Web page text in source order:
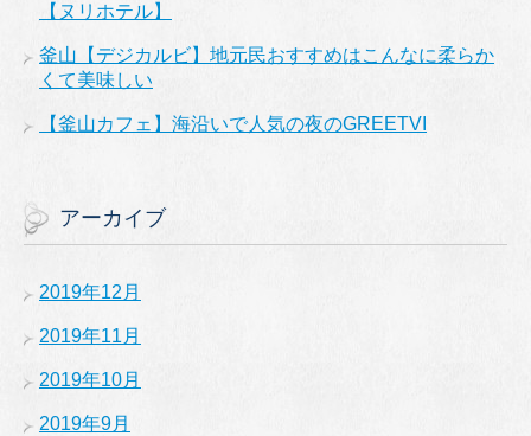
【ヌリホテル】
釜山【デジカルビ】地元民おすすめはこんなに柔らか
くて美味しい
【釜山カフェ】海沿いで人気の夜のGREETVI
アーカイブ
2019年12月
2019年11月
2019年10月
2019年9月